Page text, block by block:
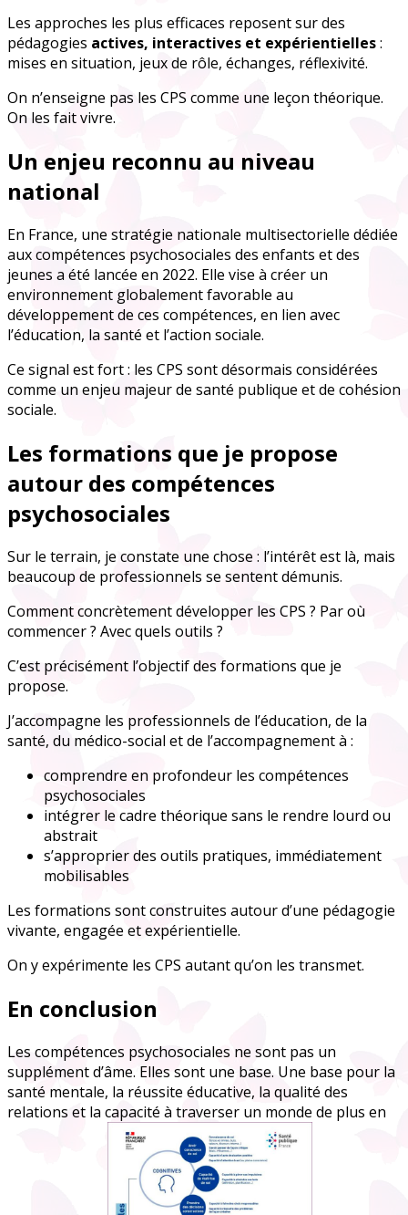
Les approches les plus efficaces reposent sur des
pédagogies actives, interactives et expérientielles:
mises en situation, jeux de rôle, échanges, réflexivité.
On n’enseigne pas les CPS comme une leçon théorique.
On les fait vivre.
Un enjeu reconnu au niveau
national
En France, une stratégie nationale multisectorielle dédiée
aux compétences psychosociales des enfants et des
jeunes a été lancée en 2022. Elle vise à créer un
environnement globalement favorable au
développement de ces compétences, en lien avec
l’éducation, la santé et l’action sociale.
Ce signal est fort : les CPS sont désormais considérées
comme un enjeu majeur de santé publique et de cohésion
sociale.
Les formations que je propose
autour des compétences
psychosociales
Sur le terrain, je constate une chose : l’intérêt est là, mais
beaucoup de professionnels se sentent démunis.
Comment concrètement développer les CPS ? Par où
commencer ? Avec quels outils ?
C’est précisément l’objectif des formations que je
propose.
J’accompagne les professionnels de l’éducation, de la
santé, du médico-social et de l’accompagnement à :
comprendre en profondeur les compétences
psychosociales
intégrer le cadre théorique sans le rendre lourd ou
abstrait
s’approprier des outils pratiques, immédiatement
mobilisables
Les formations sont construites autour d’une pédagogie
vivante, engagée et expérientielle.
On y expérimente les CPS autant qu’on les transmet.
En conclusion
Les compétences psychosociales ne sont pas un
supplément d’âme. Elles sont une base. Une base pour la
santé mentale, la réussite éducative, la qualité des
relations et la capacité à traverser un monde de plus en